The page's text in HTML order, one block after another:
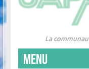
La
MENU